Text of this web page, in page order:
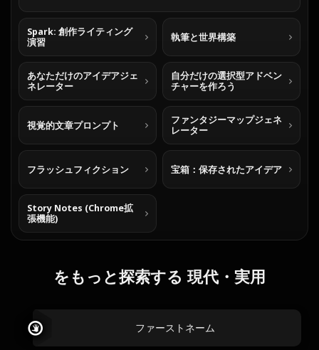
Spark: 創作ライティング
演習
執筆と世界構築
あなただけのアイデアジェ
ネレーター
自分だけの選択型アドベン
チャーを作ろう
視覚的文章プロンプト
ファンタジーマップジェネ
レーター
フラッシュフィクション 宝箱：保存されたアイデア
Story Notes (Chrome拡
張機能)
をもっと探索する 現代・実用
ファーストネーム